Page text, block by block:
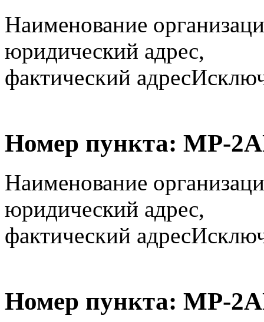
Наименование
юридический адрес,
фактический адрес
Номер пункта: МР-
Наименование
юридический адрес,
фактический адрес
Номер пункта: МР-